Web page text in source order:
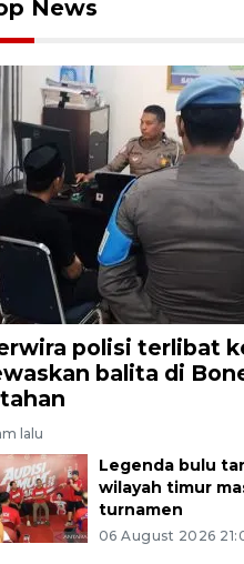
News
polisi terlibat
balita di
lalu
Legenda bulu
wilayah timur
turnamen
06 August 2026